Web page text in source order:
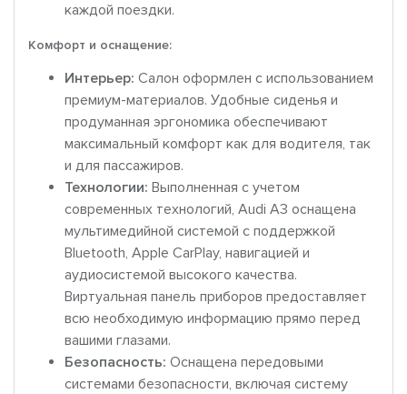
каждой поездки.
Комфорт и оснащение:
Интерьер: Салон оформлен с использованием
премиум-материалов. Удобные сиденья и
продуманная эргономика обеспечивают
максимальный комфорт как для водителя, так
и для пассажиров.
Технологии: Выполненная с учетом
современных технологий, Audi A3 оснащена
мультимедийной системой с поддержкой
Bluetooth, Apple CarPlay, навигацией и
аудиосистемой высокого качества.
Виртуальная панель приборов предоставляет
всю необходимую информацию прямо перед
вашими глазами.
Безопасность: Оснащена передовыми
системами безопасности, включая систему